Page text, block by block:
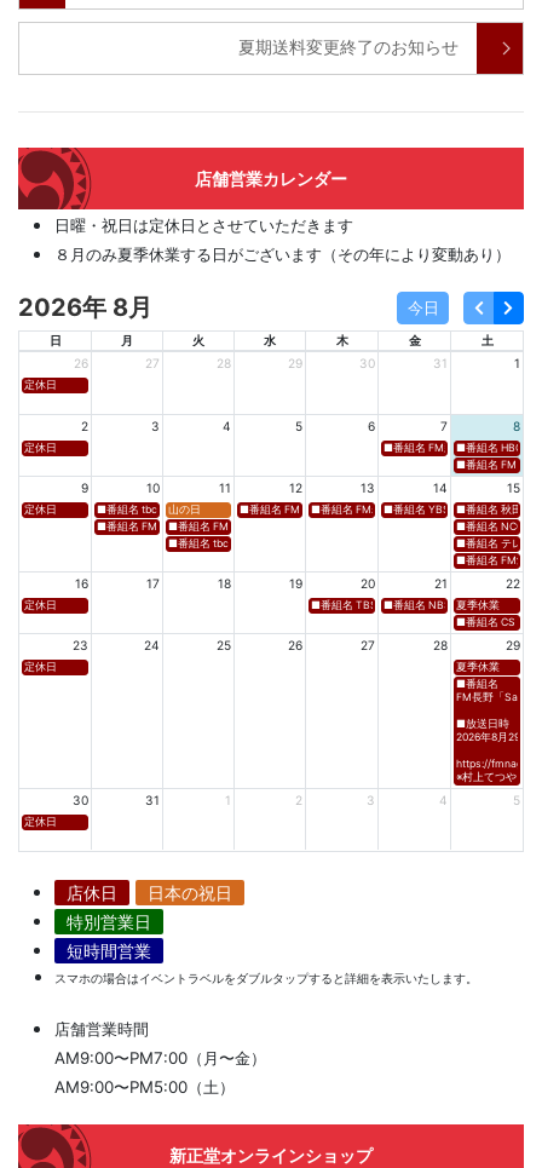
夏期送料変更終了のお知らせ
店舗営業カレンダー
日曜・祝日は定休日とさせていただきます
８月のみ夏季休業する日がございます（その年により変動あり）
2026年 8月 今日
日 月 火 水 木 金
土
26
27 28 29 30 31 1
定休日
2 3 4 5 6 7 8
定休日 ■番組名 FM新潟「SOUND
■番組名 HBC北
■番組名 FM 福
9 10 11 12 13 14 15
定休日 ■番組名 tbcラジオ「en∞Voyage(エン・ボヤージュ)」 ■放送日時 https://www.tbc-
山の日 ■番組名 FM高知「Hi-Six Shake！Shake！Shake！」 ■放
■番組名 FM岩手「夕刊ラジオ（YOU CAN
■番組名 YBS山梨放送「やまな
■番組名 秋田朝
■番組名 FM秋田「mix」 ■放送日時 https://www.fm-akita.co.jp/program/ ※黒沢 薫、安岡
■番組名 FM山形「WAVE4yamagata EXCEED」 ■放送日時 https://■番組名 NCC長
■番組名 tbc東北放送「ウォッチン！みやぎ」 ■放送日時 https://www.tbc-
■番組名 テレビ
■番組名 FM愛媛
16 17 18 19 20 21 22
定休日 ■番組名 TBS「Spicy Sessions THE LIVE」 ■
■番組名 NBS⻑野放送 「グッ
夏季休業
■番組名 CS TBS
23 24 25 26 27 28 29
定休日
夏季休業
■番組名
FM長野「
■放送日時
2026年8月29日(
https://
※村上てつや、酒
30 31 1 2 3 4 5
定休日
店休日
日本の祝日
特別営業日
短時間営業
スマホの場合はイベントラベルをダブルタップすると詳細を表示いたします。
店舗営業時間
AM9:00〜PM7:00（月〜金）
AM9:00〜PM5:00（土）
新正堂オンラインショップ